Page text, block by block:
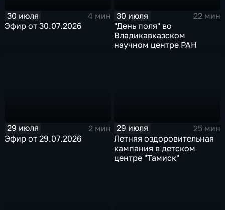
30 июля
4 мин
Эфир от 30.07.2026
30 июля
22 мин
"День поля" во
Владикавказском
научном центре РАН
29 июля
2 мин
Эфир от 29.07.2026
29 июля
25 мин
Летняя оздоровительная
кампания в детском
центре "Тамиск"